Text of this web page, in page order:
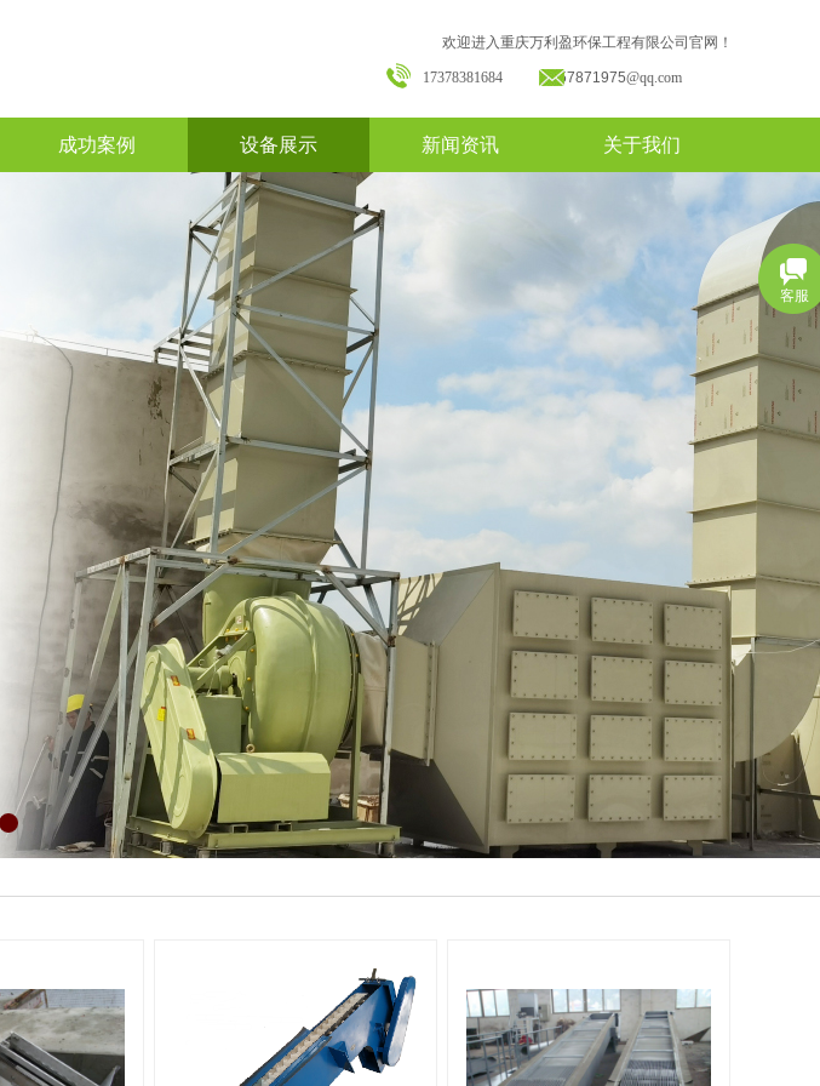
17378381684 157871975@qq.com
欢迎进入重庆万利盈环保工程有限公司官网！
成功案例 设备展示 新闻资讯 关于我们
客服